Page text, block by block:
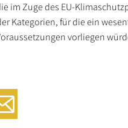
im Zuge des EU-
Kategorien, für die ein
vorliegen